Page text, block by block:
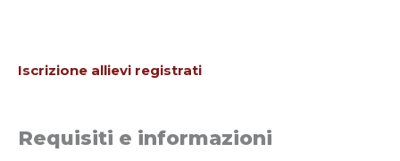
Iscrizione allievi registrati
Requisiti e informazioni